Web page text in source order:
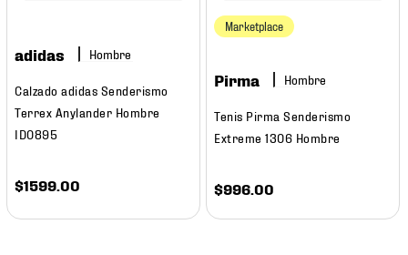
adidas Hombre
Calzado adidas Senderismo
Terrex Anylander Hombre
ID0895
$1599 .00
Marketplace
Pirma Hombre
Tenis Pirma Senderismo
Extreme 1306 Hombre
$996 .00